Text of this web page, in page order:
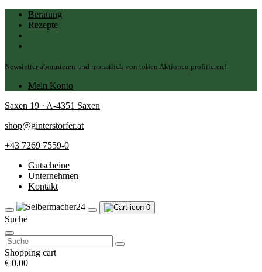
Beratung
Rezepte
Newsletter abonnieren und monatlich von tollen Aktionen profitieren!
Mein Konto
Saxen 19 · A-4351 Saxen
shop@ginterstorfer.at
+43 7269 7559-0
Gutscheine
Unternehmen
Kontakt
0
Suche
Suchen
nach:
Shopping cart
€ 0,00